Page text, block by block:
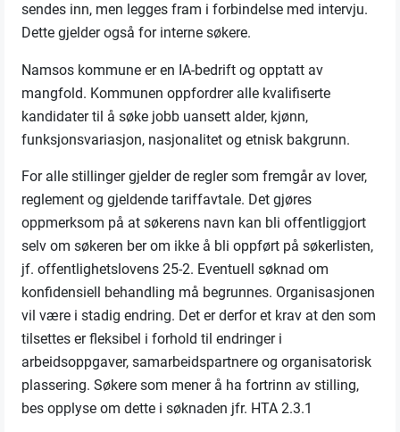
sendes inn, men legges fram i forbindelse med intervju.
Dette gjelder også for interne søkere.
Namsos kommune er en IA-bedrift og opptatt av
mangfold. Kommunen oppfordrer alle kvalifiserte
kandidater til å søke jobb uansett alder, kjønn,
funksjonsvariasjon, nasjonalitet og etnisk bakgrunn.
For alle stillinger gjelder de regler som fremgår av lover,
reglement og gjeldende tariffavtale. Det gjøres
oppmerksom på at søkerens navn kan bli offentliggjort
selv om søkeren ber om ikke å bli oppført på søkerlisten,
jf. offentlighetslovens 25-2. Eventuell søknad om
konfidensiell behandling må begrunnes. Organisasjonen
vil være i stadig endring. Det er derfor et krav at den som
tilsettes er fleksibel i forhold til endringer i
arbeidsoppgaver, samarbeidspartnere og organisatorisk
plassering. Søkere som mener å ha fortrinn av stilling,
bes opplyse om dette i søknaden jfr. HTA 2.3.1